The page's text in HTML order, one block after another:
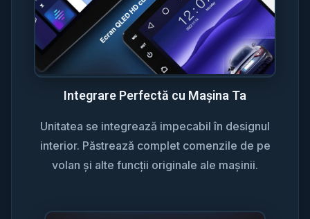
Integrare Perfectă cu Mașina Ta
Unitatea se integrează impecabil în designul
interior. Păstrează complet comenzile de pe
volan și alte funcții originale ale mașinii.